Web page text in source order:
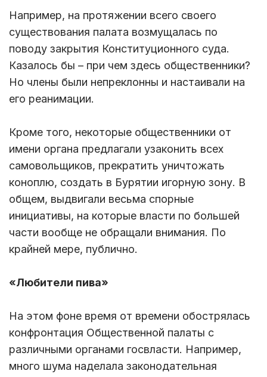
Например, на протяжении всего своего
существования палата возмущалась по
поводу закрытия Конституционного суда.
Казалось бы – при чем здесь общественники?
Но члены были непреклонны и настаивали на
его реанимации.
Кроме того, некоторые общественники от
имени органа предлагали узаконить всех
самовольщиков, прекратить уничтожать
коноплю, создать в Бурятии игорную зону. В
общем, выдвигали весьма спорные
инициативы, на которые власти по большей
части вообще не обращали внимания. По
крайней мере, публично.
«Любители пива»
На этом фоне время от времени обострялась
конфронтация Общественной палаты с
различными органами госвласти. Например,
много шума наделала законодательная